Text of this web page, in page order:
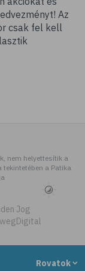
Rovatok
Az
csak fel kell
nem helyettesítik a
a Patika
Jog